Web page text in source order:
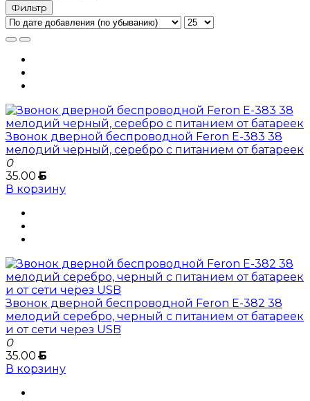
Фильтр
Звонок дверной беспроводной Feron E-383 38
мелодий черный, серебро с питанием от батареек
0
35.00Б
В корзину
Звонок дверной беспроводной Feron E-382 38
мелодий серебро, черный с питанием от батареек
и от сети через USB
0
35.00Б
В корзину